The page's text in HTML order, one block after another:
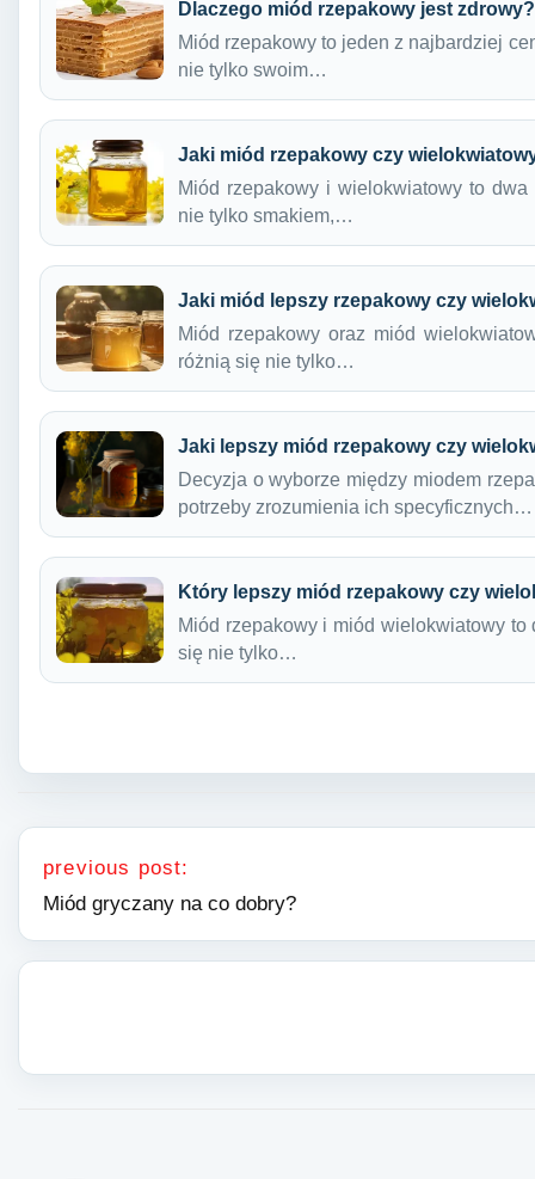
Dlaczego miód rzepakowy jest zdrowy?
Miód rzepakowy to jeden z najbardziej
nie tylko swoim…
Jaki miód rzepakowy czy
Miód rzepakowy i wielokwiatowy to
nie tylko smakiem,…
Jaki miód lepszy rzepakowy czy
Miód rzepakowy oraz miód
różnią się nie tylko…
Jaki lepszy miód rzepakowy czy
Decyzja o wyborze między miodem
potrzeby zrozumienia ich specyficznych…
Który lepszy miód rzepakowy czy
Miód rzepakowy i miód wielokwiatowy
się nie tylko…
Nawigacja wpisu
previous post:
Miód gryczany na co dobry?